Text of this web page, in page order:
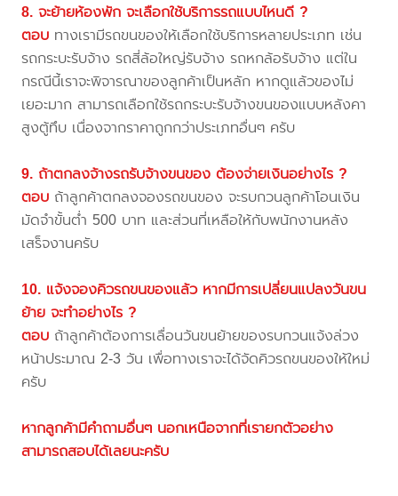
8. จะย้ายห้องพัก จะเลือกใช้บริการรถแบบไหนดี ?
ตอบ ทางเรามีรถขนของให้เลือกใช้บริการหลายประเภท เช่น
รถกระบะรับจ้าง รถสี่ล้อใหญ่รับจ้าง รถหกล้อรับจ้าง แต่ใน
กรณีนี้เราจะพิจารณาของลูกค้าเป็นหลัก หากดูแล้วของไม่
เยอะมาก สามารถเลือกใช้รถกระบะรับจ้างขนของแบบหลังคา
สูงตู้ทึบ เนื่องจากราคาถูกกว่าประเภทอื่นๆ ครับ
9. ถ้าตกลงจ้างรถรับจ้างขนของ ต้องจ่ายเงินอย่างไร ?
ตอบ ถ้าลูกค้าตกลงจองรถขนของ จะรบกวนลูกค้าโอนเงิน
มัดจำขั้นต่ำ 500 บาท และส่วนที่เหลือให้กับพนักงานหลัง
เสร็จงานครับ
10. แจ้งจองคิวรถขนของแล้ว หากมีการเปลี่ยนแปลงวันขน
ย้าย จะทำอย่างไร ?
ตอบ ถ้าลูกค้าต้องการเลื่อนวันขนย้ายของรบกวนแจ้งล่วง
หน้าประมาณ 2-3 วัน เพื่อทางเราจะได้จัดคิวรถขนของให้ใหม่
ครับ
หากลูกค้ามีคำถามอื่นๆ นอกเหนือจากที่เรายกตัวอย่าง
สามารถสอบได้เลยนะครับ